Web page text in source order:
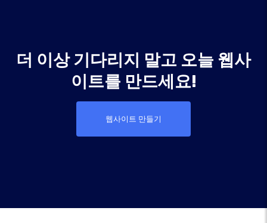
더 이상 기다리지 말고 오늘 웹사
이트를 만드세요!
웹사이트 만들기